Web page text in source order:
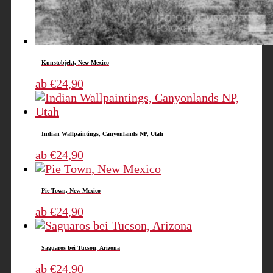
Kunstobjekt, New Mexico
ab €24,90Dieses
Produkt
Varianten
auf.
Die
können
auf
der
gewählt
werden
Indian Wallpaintings, Canyonlands NP, Utah
ab €24,90Dieses
Produkt
mehrere
Varianten
auf.
Optionen
können
Pie Town, New Mexico
ab €24,90Dieses
Produkt
mehrere
Varianten
Saguaros bei Tucson, Arizona
ab €24,90Dieses